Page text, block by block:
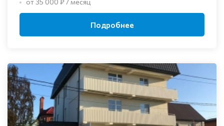
от 35 000 ₽ / месяц
Подробнее